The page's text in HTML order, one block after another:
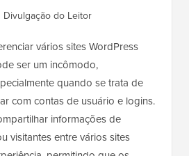
Divulgação do Leitor
vários sites WordPress
ser um incômodo,
quando se trata de
com contas de usuário e logins.
informações de
visitantes entre vários sites